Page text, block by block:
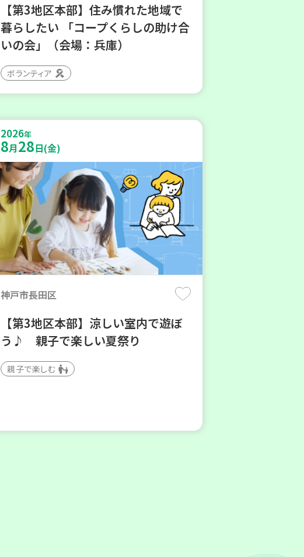
【第3地区本部】住み慣れた地域で
暮らしたい 「コープくらしの助け合
いの会」（会場：兵庫）
ボランティア
2026年
8月28日(金)
神戸市長田区
【第3地区本部】涼しい室内で遊ぼ
う♪ 親子で楽しい夏祭り
親子で楽しむ